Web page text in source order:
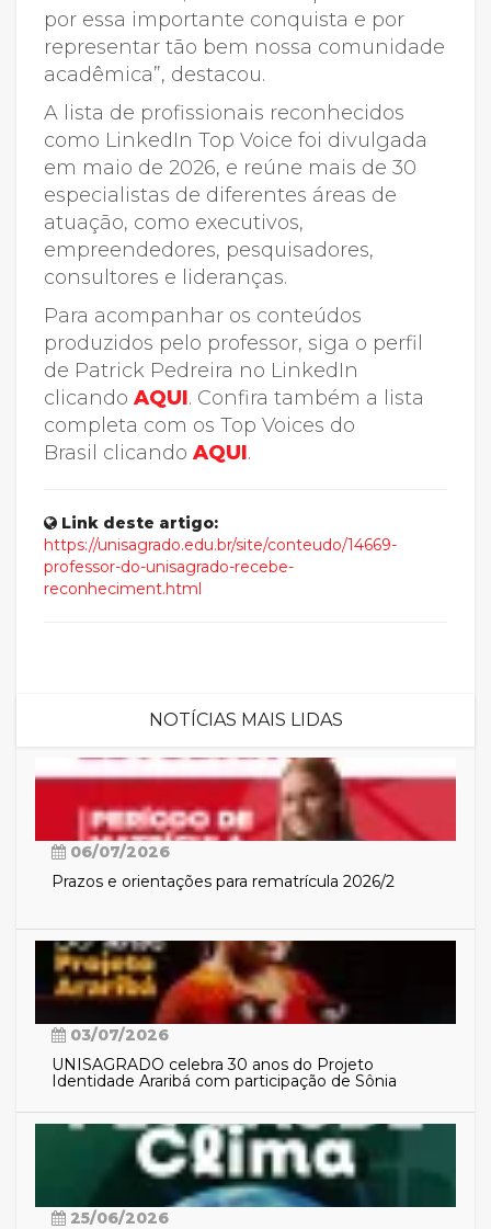
por essa importante conquista e por
representar tão bem nossa comunidade
acadêmica”, destacou.
A lista de profissionais reconhecidos
como LinkedIn Top Voice foi divulgada
em maio de 2026, e reúne mais de 30
especialistas de diferentes áreas de
atuação, como executivos,
empreendedores, pesquisadores,
consultores e lideranças.
Para acompanhar os conteúdos
produzidos pelo professor, siga o perfil
de Patrick Pedreira no LinkedIn
clicando AQUI. Confira também a lista
completa com os Top Voices do
Brasil clicando AQUI.
Link deste artigo:
https://unisagrado.edu.br/site/conteudo/14669-
professor-do-unisagrado-recebe-
reconheciment.html
NOTÍCIAS MAIS LIDAS
06/07/2026
Prazos e orientações para rematrícula 2026/2
03/07/2026
UNISAGRADO celebra 30 anos do Projeto
Identidade Araribá com participação de Sônia
25/06/2026